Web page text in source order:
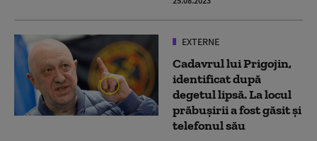
EXTERNE
Cadavrul lui Prigojin,
identificat după
degetul lipsă. La locul
prăbușirii a fost găsit și
telefonul său